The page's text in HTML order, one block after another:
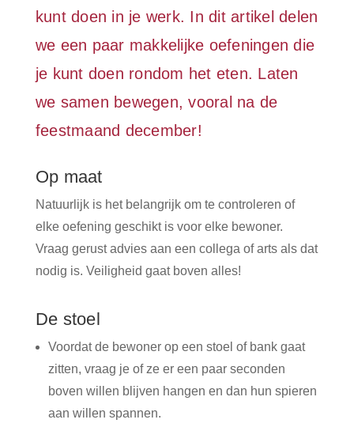
kunt doen in je werk. In dit artikel delen
we een paar makkelijke oefeningen die
je kunt doen rondom het eten. Laten
we samen bewegen, vooral na de
feestmaand december!
Op maat
Natuurlijk is het belangrijk om te controleren of
elke oefening geschikt is voor elke bewoner.
Vraag gerust advies aan een collega of arts als dat
nodig is. Veiligheid gaat boven alles!
De stoel
Voordat de bewoner op een stoel of bank gaat
zitten, vraag je of ze er een paar seconden
boven willen blijven hangen en dan hun spieren
aan willen spannen.